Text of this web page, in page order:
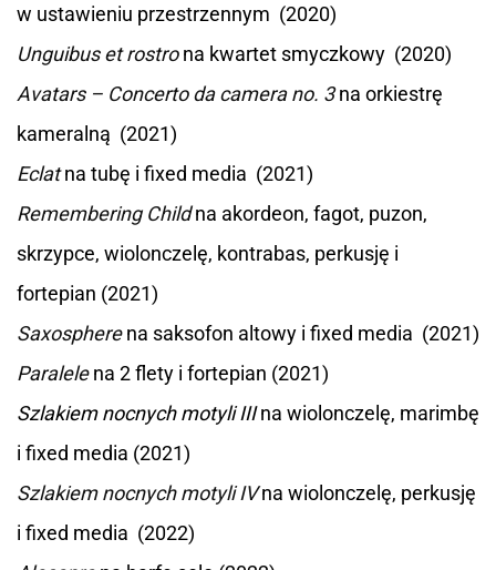
w ustawieniu przestrzennym (2020)
Unguibus et rostrona kwartet smyczkowy (2020)
Avatars – Concerto da camera no. 3na orkiestrę
kameralną (2021)
Eclatna tubę i fixed media (2021)
Remembering Childna akordeon, fagot, puzon,
skrzypce, wiolonczelę, kontrabas, perkusję i
fortepian (2021)
Saxospherena saksofon altowy i fixed media (2021)
Paralelena 2 flety i fortepian (2021)
Szlakiem nocnych motyli IIIna wiolonczelę, marimbę
i fixed media (2021)
Szlakiem nocnych motyli IVna wiolonczelę, perkusję
i fixed media (2022)